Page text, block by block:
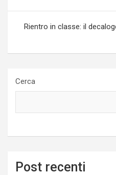
Rientro in classe: il
Cerca
Post recenti